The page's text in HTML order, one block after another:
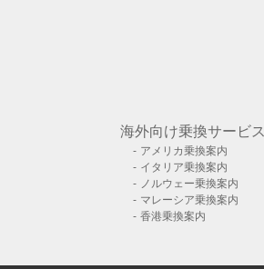
海外向け乗換サービス
アメリカ乗換案内
イタリア乗換案内
ノルウェー乗換案内
マレーシア乗換案内
香港乗換案内